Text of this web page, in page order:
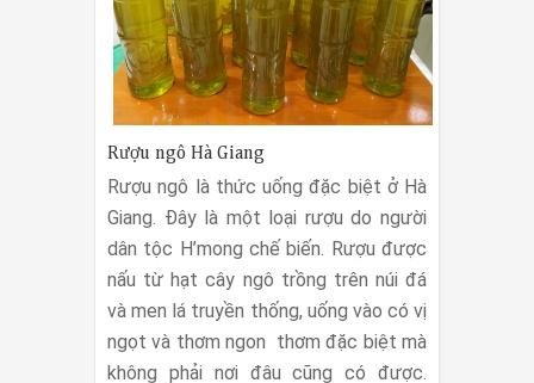
Rượu ngô Hà Giang
Rượu ngô là thức uống đặc biệt ở Hà
Giang. Đây là một loại rượu do người
dân tộc H’mong chế biến. Rượu được
nấu từ hạt cây ngô trồng trên núi đá
và men lá truyền thống, uống vào có vị
ngọt và thơm ngon thơm đặc biệt mà
không phải nơi đâu cũng có được.